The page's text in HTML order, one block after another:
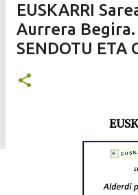
EUSKARRI
Aurrera Begira.
SENDOTU ETA